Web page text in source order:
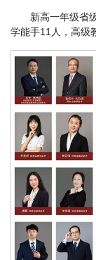
新高一年级省
学能手11人，高级